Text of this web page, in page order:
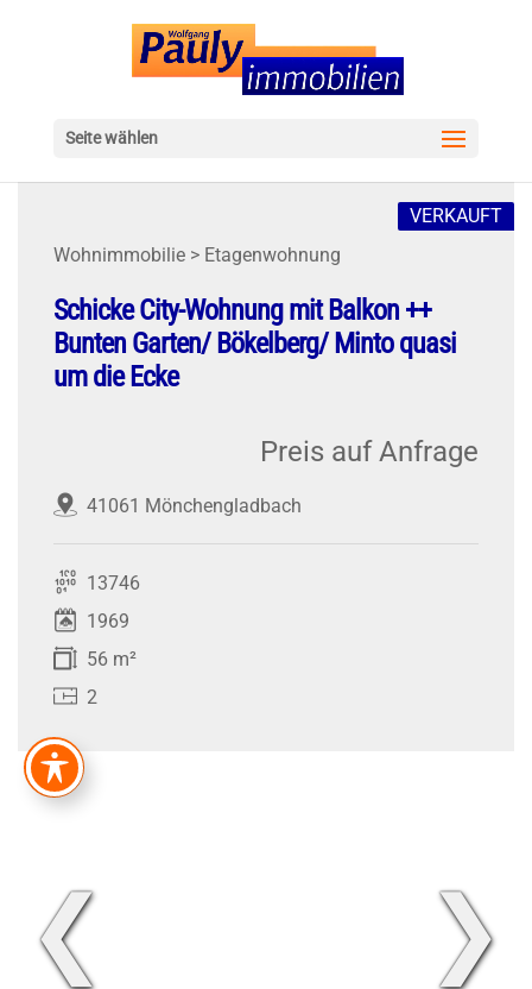
Seite wählen
Wohnimmobilie > Etagenwohnung
VERKAUFT
Schicke City-Wohnung mit Balkon ++
Bunten Garten/ Bökelberg/ Minto quasi
um die Ecke
41061 Mönchengladbach
Preis auf Anfrage
13746
1969
56 m²
2
❮ ❯